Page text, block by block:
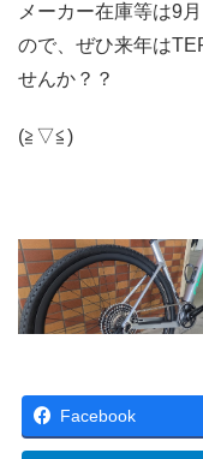
メーカー在庫等は9
ので、ぜひ来年は
せんか？？
(≧▽≦)
Facebook